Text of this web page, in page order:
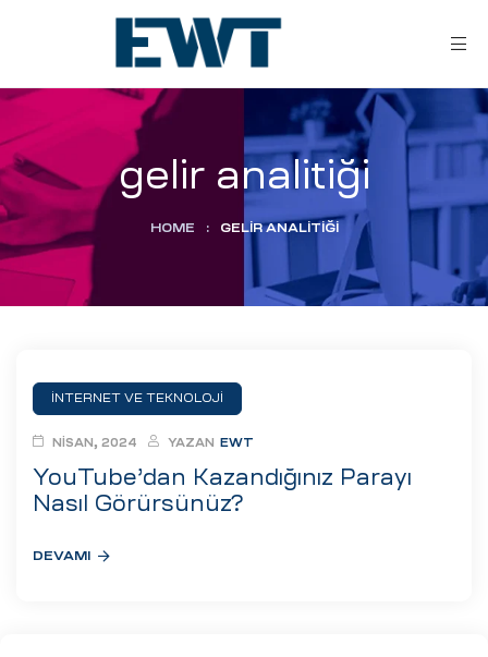
gelir analitiği
HOME : GELIR ANALITIĞI
İNTERNET VE TEKNOLOJI
YouTube’dan Kazandığınız Parayı
Nasıl Görürsünüz?
NISAN, 2024 YAZAN EWT
DEVAMI